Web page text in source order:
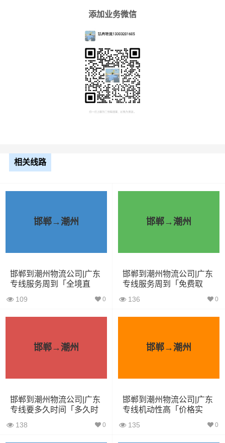
3.2米货车
3.8米货车 15立方 2吨 3.8×1.7×2.2
4.2米货车 22立方 4.2×2.4×2.5
7.6米货车 48立方 16吨 7.6×2.4×2.8
17.5米货车 130立方 17.5×3×2.8
已发过邯郸到潮州物流专线的货主告诉大家如果你选择了
一家不靠谱的物流公司，可能会面临以下风险和损失：
添加业务微信
相关线路
邯郸→潮州
邯郸到潮州物流公司|广东
专线服务周到「全境直
109 0
邯郸→潮州
邯郸到潮州物流公司|广东
专线服务周到「免费取
136 0
邯郸→潮州
邯郸到潮州物流公司|广东
专线要多久时间「多久时
138 0
邯郸→潮州
邯郸到潮州物流公司|广东
专线机动性高「价格实
135 0